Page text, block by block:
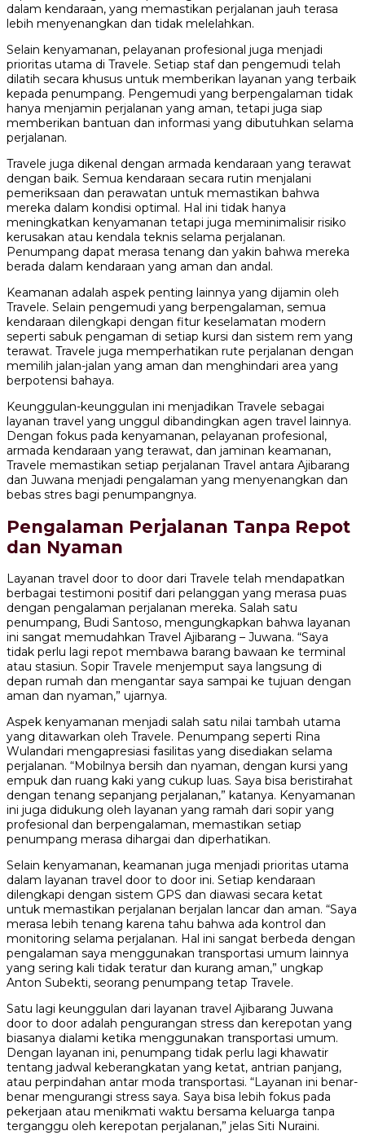
dalam kendaraan, yang memastikan perjalanan jauh terasa
lebih menyenangkan dan tidak melelahkan.
Selain kenyamanan, pelayanan profesional juga menjadi
prioritas utama di Travele. Setiap staf dan pengemudi telah
dilatih secara khusus untuk memberikan layanan yang terbaik
kepada penumpang. Pengemudi yang berpengalaman tidak
hanya menjamin perjalanan yang aman, tetapi juga siap
memberikan bantuan dan informasi yang dibutuhkan selama
perjalanan.
Travele juga dikenal dengan armada kendaraan yang terawat
dengan baik. Semua kendaraan secara rutin menjalani
pemeriksaan dan perawatan untuk memastikan bahwa
mereka dalam kondisi optimal. Hal ini tidak hanya
meningkatkan kenyamanan tetapi juga meminimalisir risiko
kerusakan atau kendala teknis selama perjalanan.
Penumpang dapat merasa tenang dan yakin bahwa mereka
berada dalam kendaraan yang aman dan andal.
Keamanan adalah aspek penting lainnya yang dijamin oleh
Travele. Selain pengemudi yang berpengalaman, semua
kendaraan dilengkapi dengan fitur keselamatan modern
seperti sabuk pengaman di setiap kursi dan sistem rem yang
terawat. Travele juga memperhatikan rute perjalanan dengan
memilih jalan-jalan yang aman dan menghindari area yang
berpotensi bahaya.
Keunggulan-keunggulan ini menjadikan Travele sebagai
layanan travel yang unggul dibandingkan agen travel lainnya.
Dengan fokus pada kenyamanan, pelayanan profesional,
armada kendaraan yang terawat, dan jaminan keamanan,
Travele memastikan setiap perjalanan Travel antara Ajibarang
dan Juwana menjadi pengalaman yang menyenangkan dan
bebas stres bagi penumpangnya.
Pengalaman Perjalanan Tanpa Repot
dan Nyaman
Layanan travel door to door dari Travele telah mendapatkan
berbagai testimoni positif dari pelanggan yang merasa puas
dengan pengalaman perjalanan mereka. Salah satu
penumpang, Budi Santoso, mengungkapkan bahwa layanan
ini sangat memudahkan Travel Ajibarang – Juwana. “Saya
tidak perlu lagi repot membawa barang bawaan ke terminal
atau stasiun. Sopir Travele menjemput saya langsung di
depan rumah dan mengantar saya sampai ke tujuan dengan
aman dan nyaman,” ujarnya.
Aspek kenyamanan menjadi salah satu nilai tambah utama
yang ditawarkan oleh Travele. Penumpang seperti Rina
Wulandari mengapresiasi fasilitas yang disediakan selama
perjalanan. “Mobilnya bersih dan nyaman, dengan kursi yang
empuk dan ruang kaki yang cukup luas. Saya bisa beristirahat
dengan tenang sepanjang perjalanan,” katanya. Kenyamanan
ini juga didukung oleh layanan yang ramah dari sopir yang
profesional dan berpengalaman, memastikan setiap
penumpang merasa dihargai dan diperhatikan.
Selain kenyamanan, keamanan juga menjadi prioritas utama
dalam layanan travel door to door ini. Setiap kendaraan
dilengkapi dengan sistem GPS dan diawasi secara ketat
untuk memastikan perjalanan berjalan lancar dan aman. “Saya
merasa lebih tenang karena tahu bahwa ada kontrol dan
monitoring selama perjalanan. Hal ini sangat berbeda dengan
pengalaman saya menggunakan transportasi umum lainnya
yang sering kali tidak teratur dan kurang aman,” ungkap
Anton Subekti, seorang penumpang tetap Travele.
Satu lagi keunggulan dari layanan travel Ajibarang Juwana
door to door adalah pengurangan stress dan kerepotan yang
biasanya dialami ketika menggunakan transportasi umum.
Dengan layanan ini, penumpang tidak perlu lagi khawatir
tentang jadwal keberangkatan yang ketat, antrian panjang,
atau perpindahan antar moda transportasi. “Layanan ini benar-
benar mengurangi stress saya. Saya bisa lebih fokus pada
pekerjaan atau menikmati waktu bersama keluarga tanpa
terganggu oleh kerepotan perjalanan,” jelas Siti Nuraini.